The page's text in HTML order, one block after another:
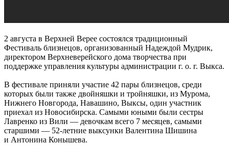
2 августа в Верхней Верее состоялся традиционный
Фестиваль близнецов, организованный Надеждой Мудрик,
директором Верхневерейского дома творчества при
поддержке управления культуры администрации г. о. г. Выкса.
В фестивале приняли участие 42 пары близнецов, среди
которых были также двойняшки и тройняшки, из Мурома,
Нижнего Новгорода, Навашино, Выксы, один участник
приехал из Новосибирска. Самыми юными были сестры
Лавренко из Вили — девочкам всего 7 месяцев, самыми
старшими — 52-летние выксунки Валентина Шишина
и Антонина Конышева.